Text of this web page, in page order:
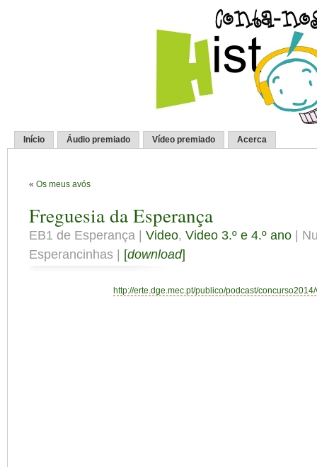
Início Áudio premiado Vídeo premiado Acerca
« Os meus avós
Freguesia da Esperança
EB1 de Esperança | Video, Video 3.º e 4.º ano |
Esperancinhas | [download]
http://erte.dge.mec.pt/publico/podcast/